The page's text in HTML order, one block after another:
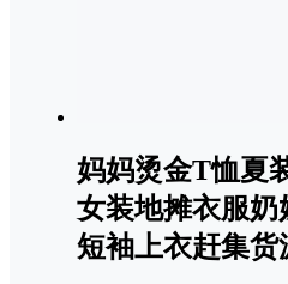
妈妈烫金T恤夏
女装地摊衣服奶
短袖上衣赶集货